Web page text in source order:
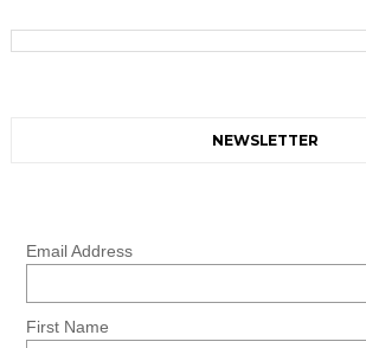
NEWSLETTER
Email Address
First Name